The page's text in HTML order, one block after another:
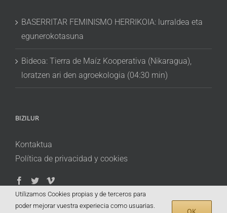
BASERRITAR FEMINISMO HERRIKOIA: lurraldea eta
egunerokotasuna
Bideoa: Tierra de Maíz Kooperativa (Nikaragua),
loratzen ari den agroekologia (04:30 min)
BIZILUR
Kontaktua
Política de privacidad y cookies
Utilizamos Cookies propias y de terceros para
poder mejorar vuestra experiecia como usuarias.